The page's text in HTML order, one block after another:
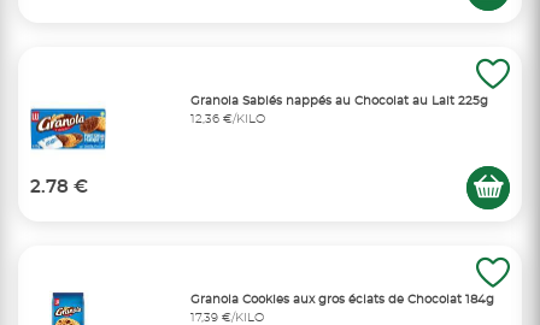
Granola Sablés nappés au Chocolat au Lait 225g
12,36 €/KILO
2.78 €
Granola Cookies aux gros éclats de Chocolat 184g
17,39 €/KILO